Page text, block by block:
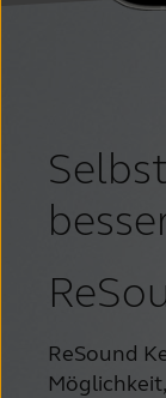
ReSound